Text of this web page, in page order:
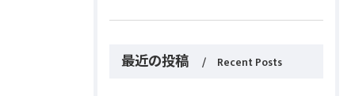
最近の投稿 Recent Posts